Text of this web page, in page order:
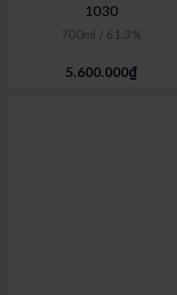
1030
700ml / 61,3%
5.600.000₫